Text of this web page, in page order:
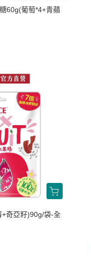
60g(葡萄*4+青蘋
奇亞籽)90g/袋-全